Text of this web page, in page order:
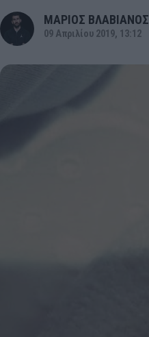
ΜΑΡΙΟΣ ΒΛΑΒΙΑΝΟΣ
09 Απριλίου 2019, 13:12